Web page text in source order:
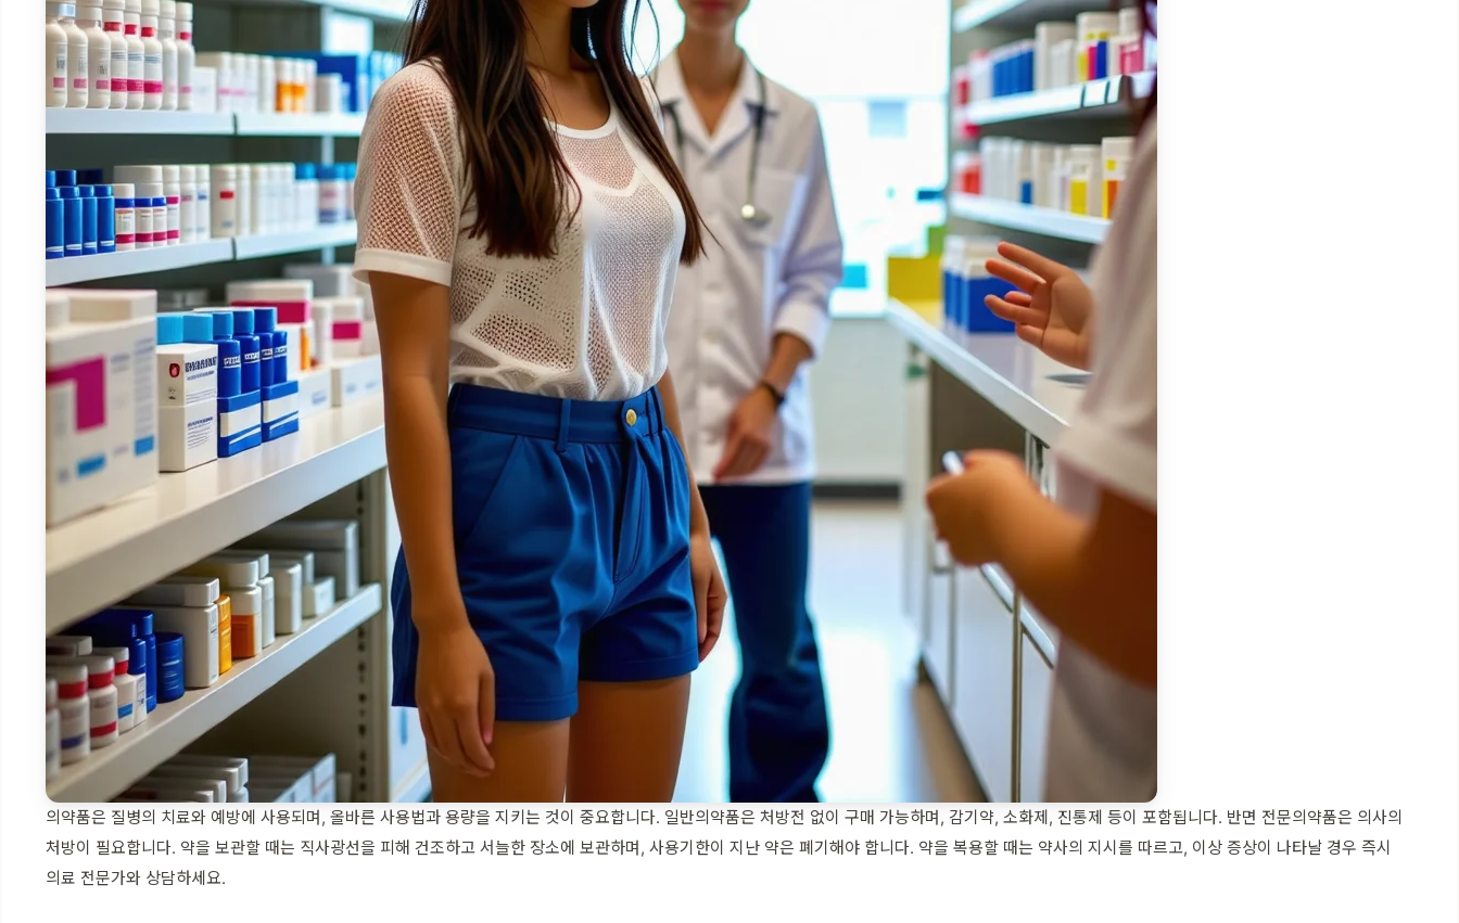
의약품은 질병의 치료와 예방에 사용되며, 올바른 사용법과 용량을 지키는 것이 중요합니다. 일반의약품은 처방전 없이 구매 가능하며, 감기약, 소화제, 진통제 등이 포함됩니다. 반면 전문의약품은 의사의
처방이 필요합니다. 약을 보관할 때는 직사광선을 피해 건조하고 서늘한 장소에 보관하며, 사용기한이 지난 약은 폐기해야 합니다. 약을 복용할 때는 약사의 지시를 따르고, 이상 증상이 나타날 경우 즉시
의료 전문가와 상담하세요.